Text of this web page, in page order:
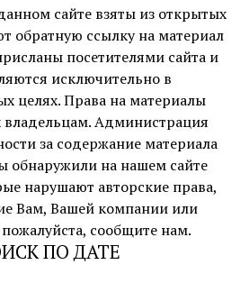
сайте взяты из открытых
обратную ссылку на материал
посетителями сайта и
исключительно в
целях. Права на материалы
владельцам. Администрация
за содержание материала
обнаружили на нашем сайте
нарушают авторские права,
Вам, Вашей компании или
сообщите нам.
ПО ДАТЕ